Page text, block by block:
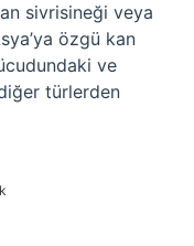
sivrisineği veya
özgü kan
ve
türlerden